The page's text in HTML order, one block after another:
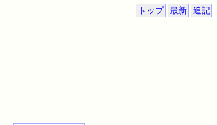
トップ 最新 追記